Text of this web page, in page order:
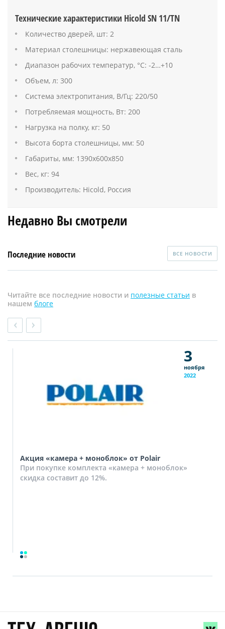
Технические характеристики Hicold SN 11/TN
Количество дверей, шт: 2
Материал столешницы: нержавеющая сталь
Диапазон рабочих температур, °C: -2…+10
Объем, л: 300
Система электропитания, В/Гц: 220/50
Потребляемая мощность, Вт: 200
Нагрузка на полку, кг: 50
Высота борта столешницы, мм: 50
Габариты, мм: 1390х600х850
Вес, кг: 94
Производитель: Hicold, Россия
Недавно Вы смотрели
Последние новости ВСЕ НОВОСТИ
Читайте все последние новости и полезные статьи в
нашем блоге
3
ноября
2022
Акция «камера + моноблок» от Polair
При покупке комплекта «камера + моноблок»
скидка составит до 12%.